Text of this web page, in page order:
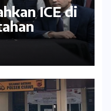
ICE di